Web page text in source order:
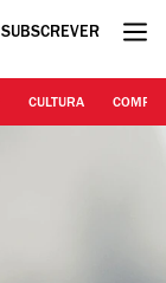
SUBSCREVER
CULTURA